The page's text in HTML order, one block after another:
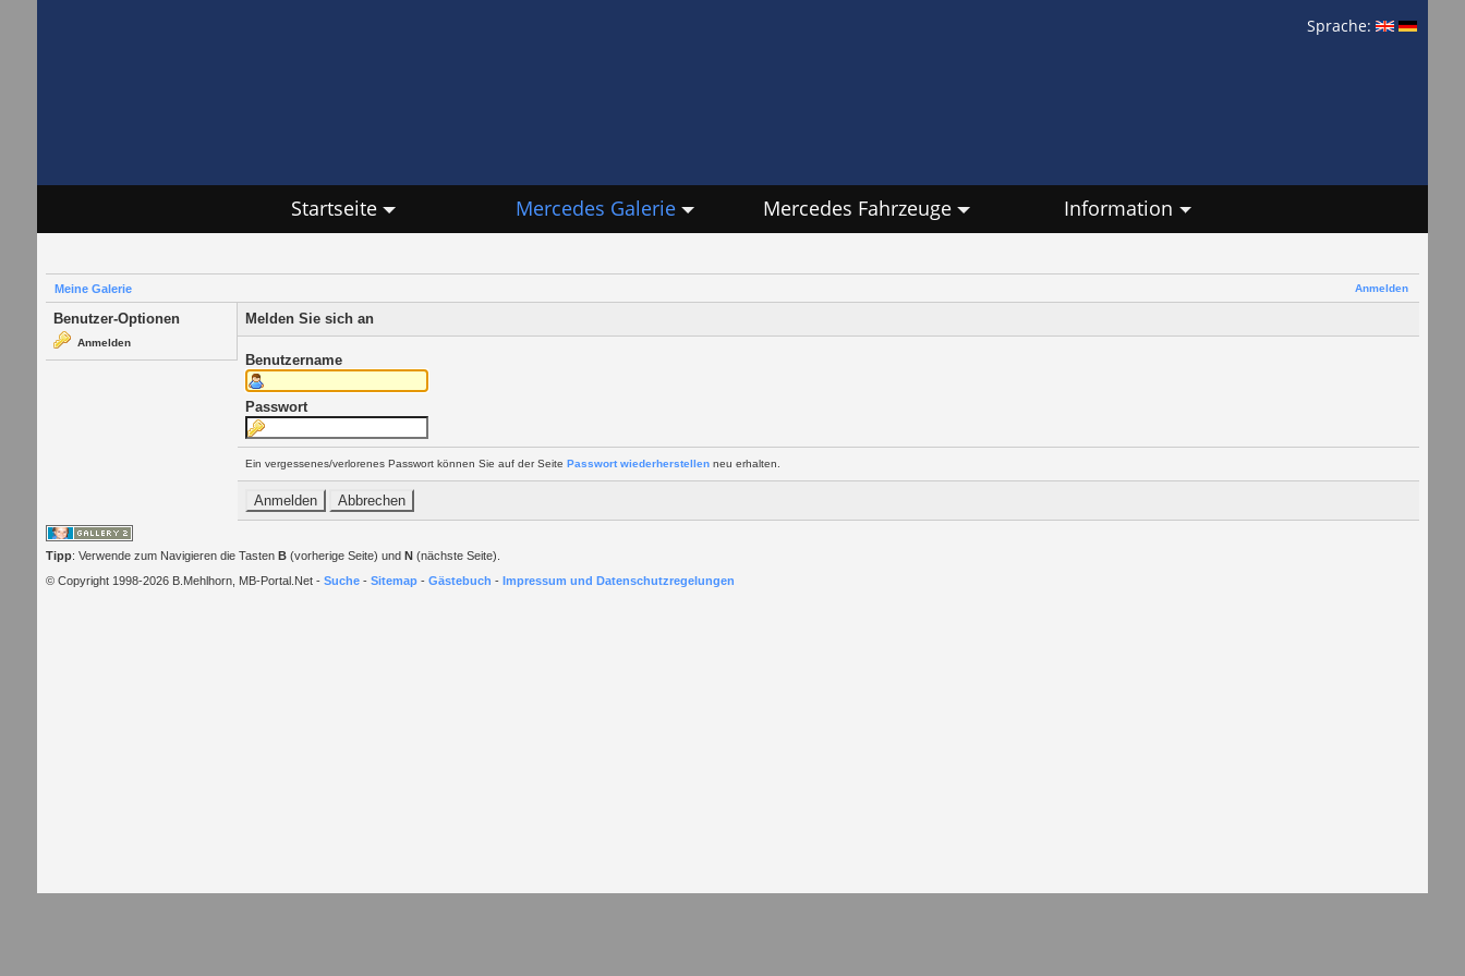
Sprache:
Startseite Mercedes Galerie Mercedes Fahrzeuge Information
Anmelden
Meine Galerie
Benutzer-Optionen
Anmelden
Melden Sie sich an
Benutzername
Passwort
Ein vergessenes/verlorenes Passwort können Sie auf der Seite Passwort wiederherstellenneu erhalten.
Tipp: Verwende zum Navigieren die Tasten B(vorherige Seite) und N(nächste Seite).
© Copyright 1998-2026 B.Mehlhorn, MB-Portal.Net - Suche- Sitemap- Gästebuch - Impressum und Datenschutzregelungen